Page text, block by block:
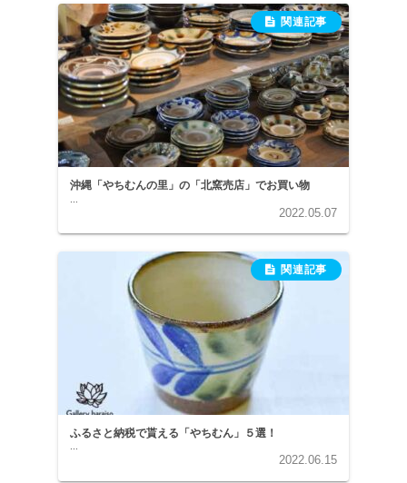
沖縄「やちむんの里」の「北窯売店」でお買い物
2022.05.07
ふるさと納税で貰える「やちむん」５選！
...
2022.06.15